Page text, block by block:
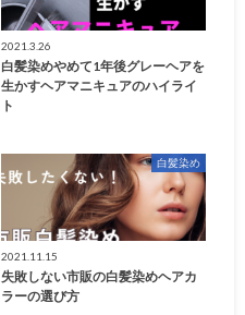
2021.3.26
白髪染めやめて1年後グレーヘアを
生かすヘアマニキュアのハイライ
ト
白髪染め
2021.11.15
失敗しない市販の白髪染めヘアカ
ラーの選び方